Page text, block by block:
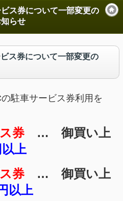
ビス券について一部変更の
らせ
ス券について一部変更の
駐車サービス券利用を
券… 御買い上
上
券… 御買い上
以上